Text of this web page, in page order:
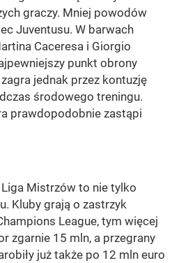
graczy. Mniej powodów
Juventusu. W barwach
Caceresa i Giorgio
punkt obrony
jednak przez kontuzję
środowego treningu.
prawdopodobnie zastąpi
Mistrzów to nie tylko
Kluby grają o zastrzyk
League, tym więcej
zgarnie 15 mln, a przegrany
już także po 12 mln euro